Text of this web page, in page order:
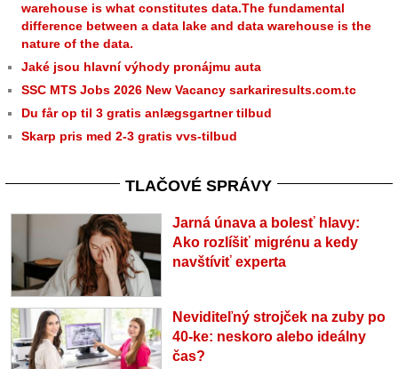
warehouse is what constitutes data.The fundamental
difference between a data lake and data warehouse is the
nature of the data.
Jaké jsou hlavní výhody pronájmu auta
SSC MTS Jobs 2026 New Vacancy sarkariresults.com.tc
Du får op til 3 gratis anlægsgartner tilbud
Skarp pris med 2-3 gratis vvs-tilbud
TLAČOVÉ SPRÁVY
Jarná únava a bolesť hlavy:
Ako rozlíšiť migrénu a kedy
navštíviť experta
Neviditeľný strojček na zuby po
40-ke: neskoro alebo ideálny
čas?